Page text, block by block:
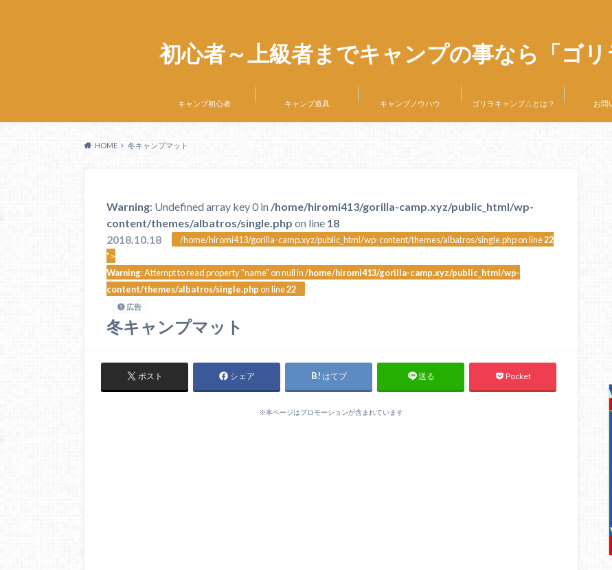
初心者～上級者までキャンプの事なら「ゴ
キャンプ初心者 キャンプ道具 キャンプノウハウ ゴリラキャンプ△とは？ お問
HOME 冬キャンプマット
Warning: Undefined array key 0 in /home/hiromi413/gorilla-camp.xyz/public_html/wp-
content/themes/albatros/single.php on line 18
2018.10.18
/home/hiromi413/gorilla-camp.xyz/public_html/wp-content/themes/albatros/single.php on line22
">
Warning: Attempt to read property "name" on null in/home/hiromi413/gorilla-camp.xyz/public_html/wp-
content/themes/albatros/single.phpon line22
広告
冬キャンプマット
ポスト シェア はてブ 送る Pocket
※本ページはプロモーションが含まれています